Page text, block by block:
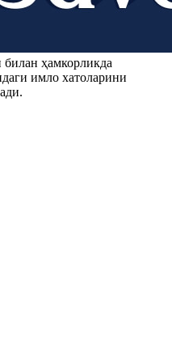
билан ҳамкорликда
имло хатоларини